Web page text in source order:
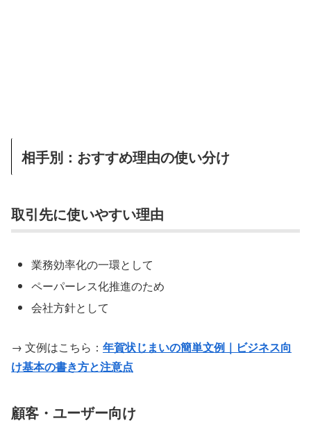
相手別：おすすめ理由の使い分け
取引先に使いやすい理由
業務効率化の一環として
ペーパーレス化推進のため
会社方針として
→ 文例はこちら： 年賀状じまいの簡単文例｜ビジネス向
け基本の書き方と注意点
顧客・ユーザー向け